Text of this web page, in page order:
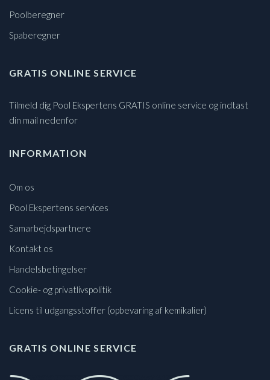
Poolberegner
Spaberegner
GRATIS ONLINE SERVICE
Tilmeld dig Pool Ekspertens GRATIS online service og indtast
din mail nedenfor
INFORMATION
Om os
Pool Ekspertens services
Samarbejdspartnere
Kontakt os
Handelsbetingelser
Cookie- og privatlivspolitik
Licens til udgangsstoffer (opbevaring af kemikalier)
GRATIS ONLINE SERVICE